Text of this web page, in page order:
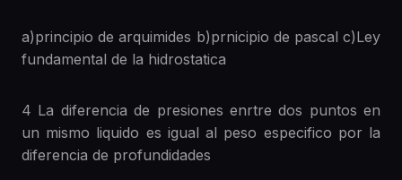
a)principio de arquimides b)prnicipio de pascal c)Ley
fundamental de la hidrostatica
4 La diferencia de presiones enrtre dos puntos en
un mismo liquido es igual al peso especifico por la
diferencia de profundidades